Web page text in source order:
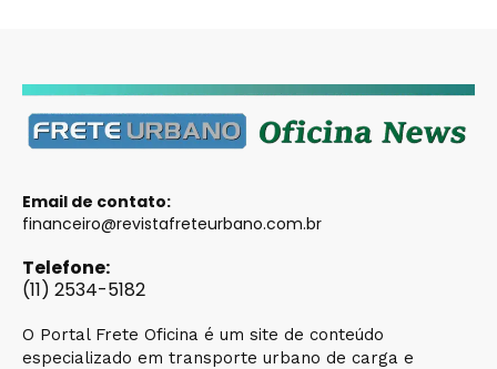
Email de contato:
financeiro@revistafreteurbano.com.br
Telefone:
(11) 2534-5182
O Portal Frete Oficina é um site de conteúdo
especializado em transporte urbano de carga e